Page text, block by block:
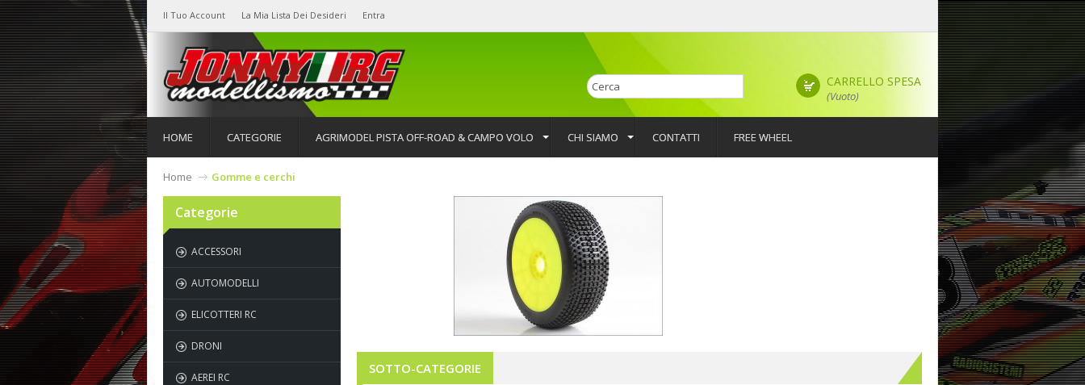
Il Tuo Account La Mia Lista Dei Desideri Entra
CARRELLO SPESA
(Vuoto)
HOME CATEGORIE AGRIMODEL PISTA OFF-ROAD & CAMPO VOLO CHI SIAMO CONTATTI FREE WHEEL
Home Gomme e cerchi
Categorie
ACCESSORI
AUTOMODELLI
ELICOTTERI RC
DRONI
AEREI RC
SOTTO-CATEGORIE